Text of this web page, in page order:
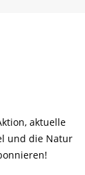
aktuelle
und die Natur